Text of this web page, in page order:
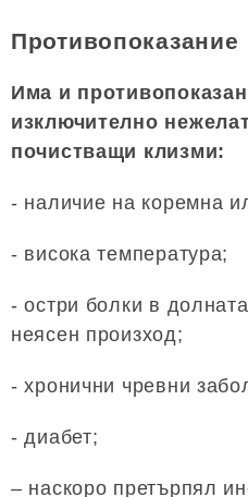
Противопоказание
Има и
изключително
почистващи клизми:
- наличие на коремна
- висока температура;
- остри болки в
неясен произход;
- хронични чревни
- диабет;
– наскоро претърпял